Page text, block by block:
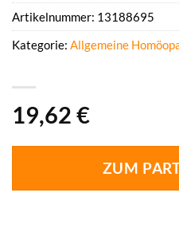
19,62 €
ZUM
Artikelnummer: 13188695
Kategorie: Allgemeine